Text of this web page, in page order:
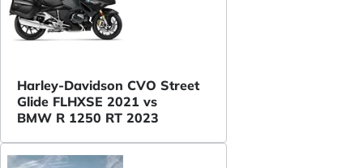
Harley-Davidson CVO Street
Glide FLHXSE 2021 vs
BMW R 1250 RT 2023